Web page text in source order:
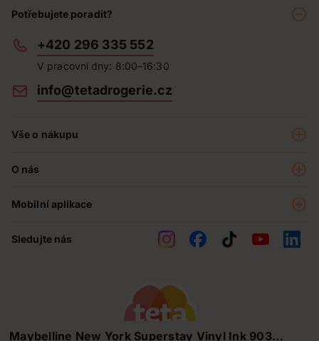
Maybelline New York Superstay Vinyl Ink 903
Potřebujete poradit?
+420 296 335 552
V pracovní dny: 8:00–16:30
info@tetadrogerie.cz
Vše o nákupu
Prodejny
Obchodní podmínky
O nás
Teta pomáhá
Kontakty
Mobilní aplikace
Sledujte nás